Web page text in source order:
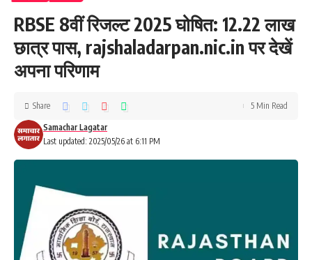
RBSE 8वीं रिजल्ट 2025 घोषित: 12.22 लाख
छात्र पास, rajshaladarpan.nic.in पर देखें
अपना परिणाम
Last updated: 2025/05/26 at 6:11 PM
Samachar Lagatar
Share 5 Min Read